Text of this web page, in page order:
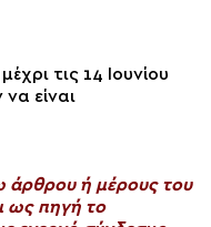
τις 14 Ιουνίου
είναι
άρθρου ή μέρους του
ως πηγή το